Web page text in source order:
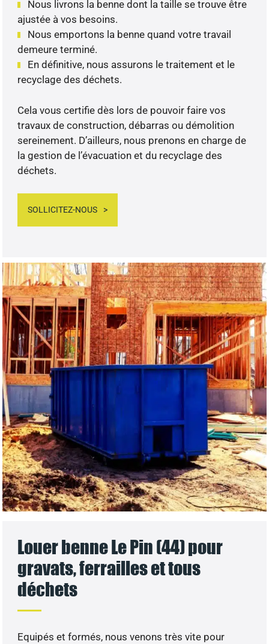
Nous livrons la benne dont la taille se trouve être
ajustée à vos besoins.
Nous emportons la benne quand votre travail
demeure terminé.
En définitive, nous assurons le traitement et le
recyclage des déchets.
Cela vous certifie dès lors de pouvoir faire vos
travaux de construction, débarras ou démolition
sereinement. D’ailleurs, nous prenons en charge de
la gestion de l’évacuation et du recyclage des
déchets.
SOLLICITEZ-NOUS
Louer benne Le Pin (44) pour
gravats, ferrailles et tous
déchets
Equipés et formés, nous venons très vite pour